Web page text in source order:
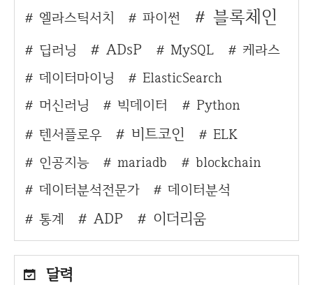
엘라스틱서치 파이썬 블록체인
딥러닝 ADsP MySQL
케라스
데이터마이닝
ElasticSearch
머신러닝
빅데이터
Python
텐서플로우
비트코인
ELK
인공지능
mariadb
blockchain
데이터분석전문가
데이터분석
통계
ADP 이더리움
달력